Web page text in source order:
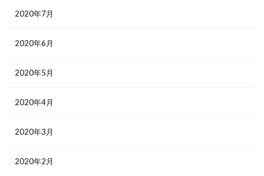
2020年7月
2020年6月
2020年5月
2020年4月
2020年3月
2020年2月